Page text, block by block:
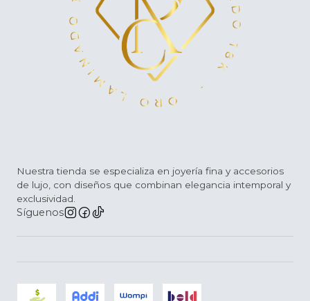
Nuestra tienda se especializa en joyería fina y accesorios
de lujo, con diseños que combinan elegancia intemporal y
exclusividad.
Síguenos